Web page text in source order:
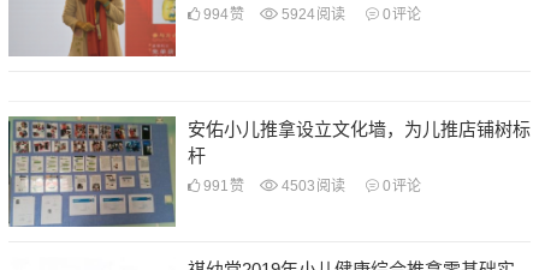
994赞 5924阅读 0评论
安佑小儿推拿设立文化墙，为儿推店铺树标
杆
991 赞 4503 阅读 0评论